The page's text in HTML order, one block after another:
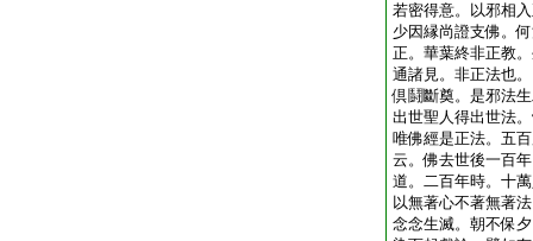
若密得意。以邪相
少因縁尚證支佛。
正。華葉終非正教
通諸見。非正法也
倶鬪斷奠。是邪法
出世聖人得出世法
唯佛經是正法。五
云。佛去世後一百
道。二百年時。十
以無著心不著無著
念念生滅。朝不保